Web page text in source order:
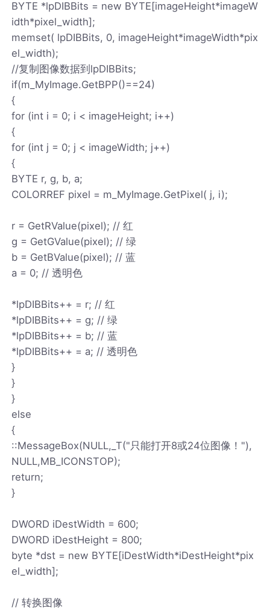
BYTE *lpDIBBits = new BYTE[imageHeight*imageW
idth*pixel_width];
memset( lpDIBBits, 0, imageHeight*imageWidth*pix
el_width);
//复制图像数据到lpDIBBits;
if(m_MyImage.GetBPP()==24)
{
for (int i = 0; i < imageHeight; i++)
{
for (int j = 0; j < imageWidth; j++)
{
BYTE r, g, b, a;
COLORREF pixel = m_MyImage.GetPixel( j, i);
r = GetRValue(pixel); // 红
g = GetGValue(pixel); // 绿
b = GetBValue(pixel); // 蓝
a = 0; // 透明色
*lpDIBBits++ = r; // 红
*lpDIBBits++ = g; // 绿
*lpDIBBits++ = b; // 蓝
*lpDIBBits++ = a; // 透明色
}
}
}
else
{
::MessageBox(NULL,_T("只能打开8或24位图像！"),
NULL,MB_ICONSTOP);
return;
}
DWORD iDestWidth = 600;
DWORD iDestHeight = 800;
byte *dst = new BYTE[iDestWidth*iDestHeight*pix
el_width];
// 转换图像